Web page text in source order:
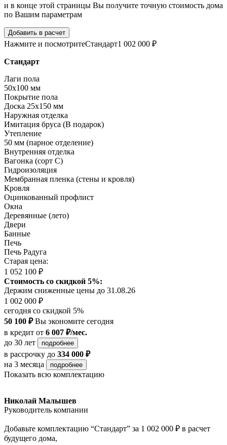
и в конце этой страницы Вы получите точную стоимость дома
по Вашим параметрам
Добавить в расчет
Нажмите и посмотритеСтандарт1 002 000 ₽
Стандарт
Лаги пола
50х100 мм
Покрытие пола
Доска 25х150 мм
Наружная отделка
Имитация бруса (В подарок)
Утепление
50 мм (парное отделение)
Внутренняя отделка
Вагонка (сорт С)
Гидроизоляция
Мембранная пленка (стены и кровля)
Кровля
Оцинкованный профлист
Окна
Деревянные (лето)
Двери
Банные
Печь
Печь Радуга
Старая цена:
1 052 100 ₽
Стоимость со скидкой 5%:
Держим сниженные цены до 31.08.26
1 002 000 ₽
сегодня со скидкой 5%
50 100 ₽Вы экономите сегодня
в кредит от 6 007 ₽/мес.
до 30 лет
подробнее
в рассрочку до 334 000 ₽
на 3 месяца
подробнее
Показать всю комплектацию
Николай Малышев
Руководитель компании
Добавьте комплектацию “Стандарт” за 1 002 000 ₽ в расчет
будущего дома,